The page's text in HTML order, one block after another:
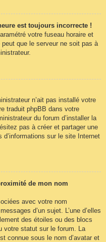
est toujours incorrecte !
votre fuseau horaire et
que le serveur ne soit pas à
n’ait pas installé votre
traduit phpBB dans votre
du forum d’installer la
pas à créer et partager une
sur le site Internet
de mon nom
avec votre nom
d’un sujet. L’une d’elles
des étoiles ou des blocs
votre statut sur le forum. La
connue sous le nom d’avatar et